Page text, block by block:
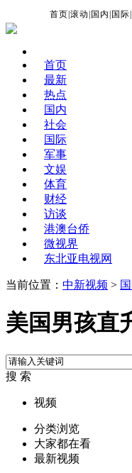
首页 |滚动 国内 国际
首页
最新
热点
国内
社会
国际
军事
文娱
体育
财经
访谈
港澳台侨
微视界
东北亚电视网
当前位置： 中新视频 >
美国男孩直
搜 索
视频
分类浏览
大家都在看
最新视频